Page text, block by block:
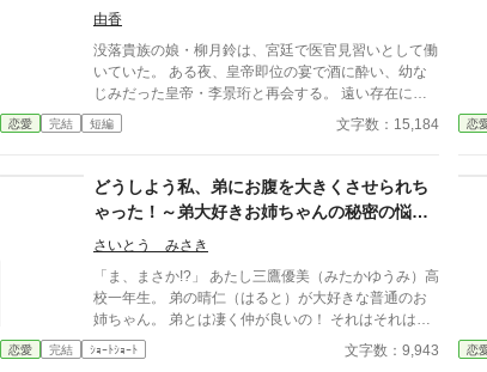
由香
没落貴族の娘・柳月鈴は、宮廷で医官見習いとして働
いていた。 ある夜、皇帝即位の宴で酒に酔い、幼な
じみだった皇帝・李景珩と再会する。 遠い存在にな
ったはずの彼。 けれど、その夜をきっかけに月鈴の
運命は大きく動き出す。 冷酷と恐れられる皇帝が、
恋愛 完結 短編 文字数：15,184 恋
どうしよう私、弟にお腹を大きくさせられち
ゃった！～弟大好きお姉ちゃんの秘密の悩み
～
さいとう みさき
「ま、まさか!?」 あたし三鷹優美（みたかゆうみ）高
校一年生。 弟の晴仁（はると）が大好きな普通のお
姉ちゃん。 弟とは凄く仲が良いの！ それはそれはも
のすごく‥‥‥ 「あん、晴仁いきなりそんなのお口
に入らないよぉ～♡」 そんな関係のあたしたち。 で
恋愛 完結 ｼｮｰﾄｼｮｰﾄ 文字数：9,943 恋